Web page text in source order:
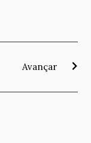
Avançar